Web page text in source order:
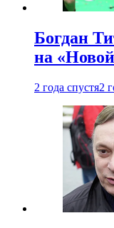
Богдан
на
2 года спустя2